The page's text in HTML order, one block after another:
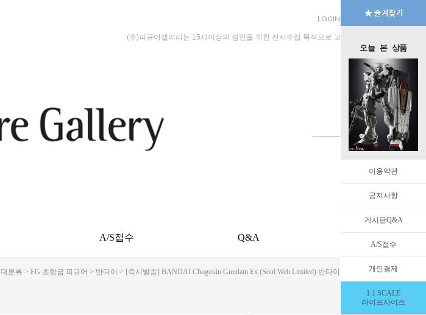
오늘 본 상품
이용약관
공지사항
게시판Q&A
A/S접수
개인결제
1:1 SCALE
라이프사이즈
LOGIN JOIN MYPAGE
(주)피규어갤러리는 15세이상의 성인을 위한 전시수집 목적으로 고안된 수입판매 전문 법인
A/S접수 Q&A
분류 > FG 초합금 피규어 > 반다이 > [즉시발송] BANDAI Chogokin Gundam Ex (Soul Web Limited) 반다이 초합금 건담 EX (혼웹한